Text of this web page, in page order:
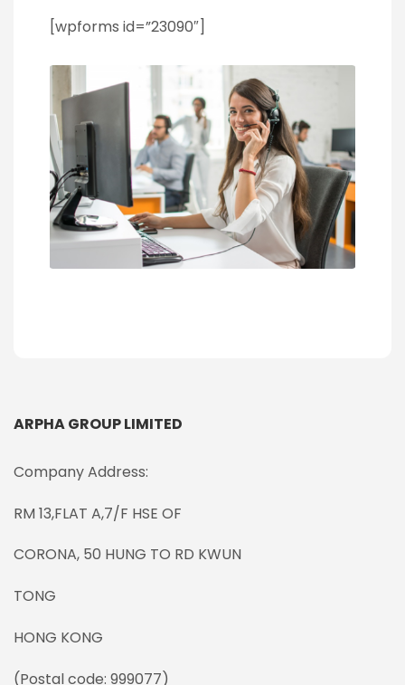
[wpforms id=”23090″]
ARPHA GROUP LIMITED
Company Address:
RM 13,FLAT A,7/F HSE OF
CORONA, 50 HUNG TO RD KWUN
TONG
HONG KONG
(Postal code: 999077)